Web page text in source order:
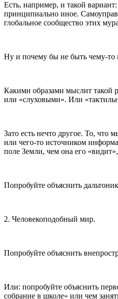
Есть, например, и такой
принципиально иное.
глобальное сообщество этих
Ну и почему бы не быть чему-то
Какими образами мыслит такой
или «слуховыми». Или
Зато есть нечто другое. То, что
или чего-то источником
поле Земли, чем она его
Попробуйте объяснить
2. Человекоподобный мир.
Попробуйте объяснить
Или: попробуйте объяснить
собрание в школе» или чем